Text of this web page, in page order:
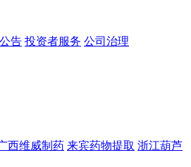
告 投资者服务 公司治理
西维威制药 来宾药物提取 浙江葫芦